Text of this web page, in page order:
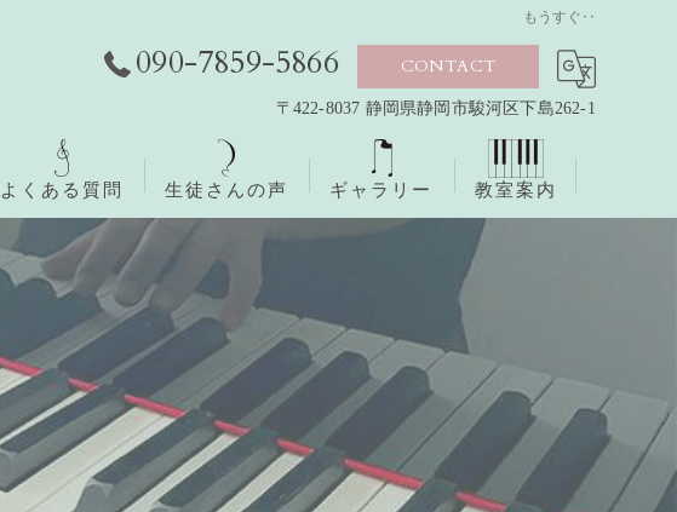
もうすぐ‥
090-7859-5866 CONTACT
〒422-8037 静岡県静岡市駿河区下島262-1
よくある質問 生徒さんの声 ギャラリー 教室案内